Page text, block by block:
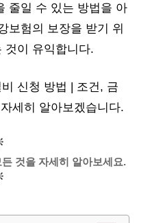
줄일 수 있는 방법을 아
보험의 보장을 받기 위
것이 유익합니다.
신청 방법 | 조건, 금
세히 알아보겠습니다.
것을 자세히 알아보세요.